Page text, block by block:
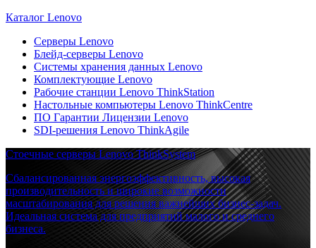
Каталог Lenovo
Серверы Lenovo
Блейд-серверы Lenovo
Системы хранения данных Lenovo
Комплектующие Lenovo
Рабочие станции Lenovo ThinkStation
Настольные компьютеры Lenovo ThinkCentre
ПО Гарантии Лицензии Lenovo
SDI-решения Lenovo ThinkAgile
Стоечные серверы Lenovo ThinkSystem
Сбалансированная энергоэффективность, высокая
производительность и широкие возможности
масштабирования для решения важнейших бизнес-задач.
Идеальная система для предприятий малого и среднего
бизнеса.